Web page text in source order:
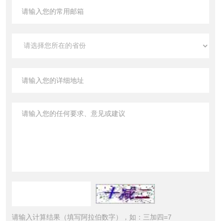
请输入计算结果（填写阿拉伯数字），如：三加四=7